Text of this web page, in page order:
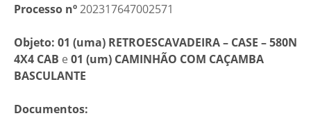
Processo nº202317647002571
Objeto: 01 (uma) RETROESCAVADEIRA – CASE – 580N
4X4 CAB e 01 (um) CAMINHÃO COM CAÇAMBA
BASCULANTE
Documentos: